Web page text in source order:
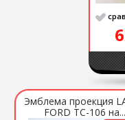
Эмблема проекция
FORD ТС-106 на...